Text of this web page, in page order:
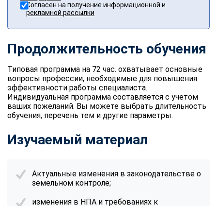
Согласен на получение информационной и
рекламной рассылки
Продолжительность обучения
Типовая программа на 72 час. охватывает основные
вопросы профессии, необходимые для повышения
эффективности работы специалиста.
Индивидуальная программа составляется с учетом
ваших пожеланий. Вы можете выбрать длительность
обучения, перечень тем и другие параметры.
Изучаемый материал
Актуальные изменения в законодательстве о
земельном контроле;
изменения в НПА и требованиях к